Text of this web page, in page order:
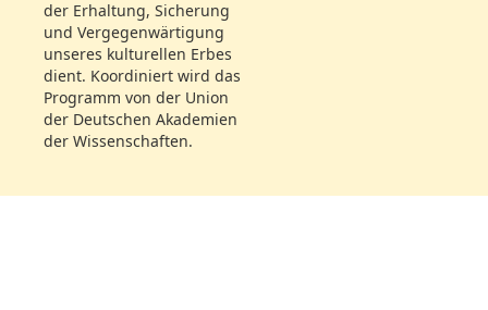
der Erhaltung, Sicherung
und Vergegenwärtigung
unseres kulturellen Erbes
dient. Koordiniert wird das
Programm von der Union
der Deutschen Akademien
der Wissenschaften.